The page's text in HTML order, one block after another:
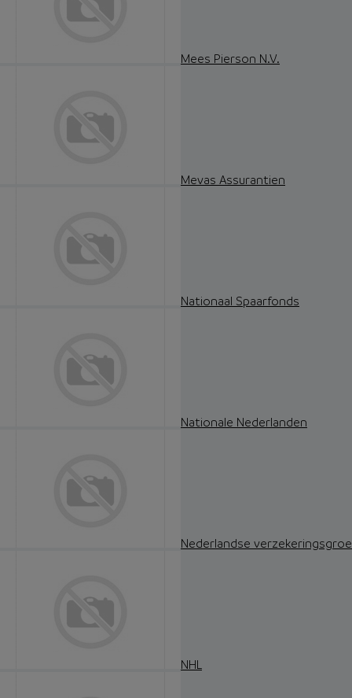
Mees Pierson N.V.
Mevas Assurantien
Nationaal Spaarfonds
Nationale Nederlanden
Nederlandse
NHL